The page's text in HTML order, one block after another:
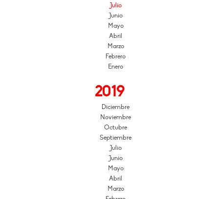
Julio
Junio
Mayo
Abril
Marzo
Febrero
Enero
2019
Diciembre
Noviembre
Octubre
Septiembre
Julio
Junio
Mayo
Abril
Marzo